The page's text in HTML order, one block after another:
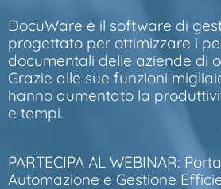
DocuWare è il software di
progettato per ottimizzare i
documentali delle aziende di
Grazie alle sue funzioni
hanno aumentato la
e tempi.
PARTECIPA AL WEBINAR:
Automazione e Gestione